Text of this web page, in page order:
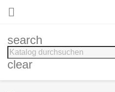

search
clear